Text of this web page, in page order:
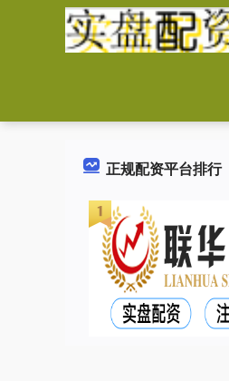
正规配资平台排行